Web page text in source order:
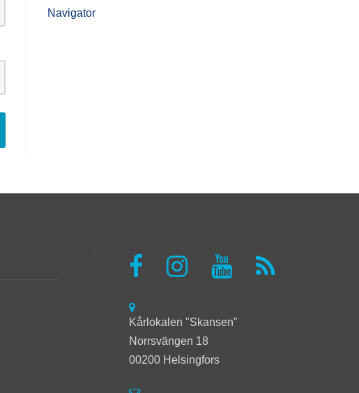
Navigator
Kårlokalen "Skansen"
Norrsvängen 18
00200 Helsingfors